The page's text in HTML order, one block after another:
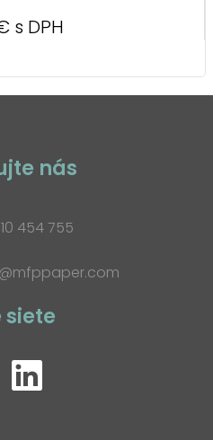
s DPH
nás
454 755
siete